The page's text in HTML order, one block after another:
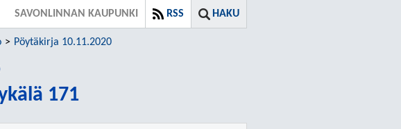
HAKU
RSS
SAVONLINNAN KAUPUNKI
Pöytäkirja 10.11.2020
171